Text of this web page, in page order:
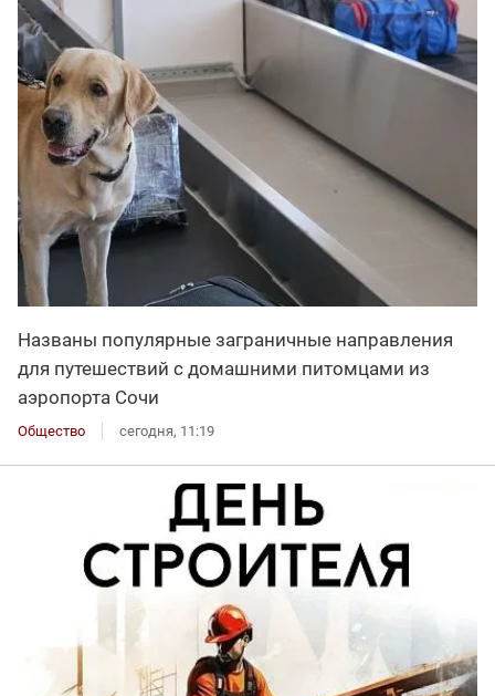
Названы популярные заграничные направления
для путешествий с домашними питомцами из
аэропорта Сочи
Общество сегодня, 11:19